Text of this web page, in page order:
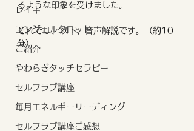
レイキ
エンジェルタロット
ご紹介
やわらぎタッチセラピー
セルフラブ講座
毎月エネルギーリーディング
セルフラブ講座ご感想
るような印象を受けました。
それでは、以下、音声解説です。（約10
分）